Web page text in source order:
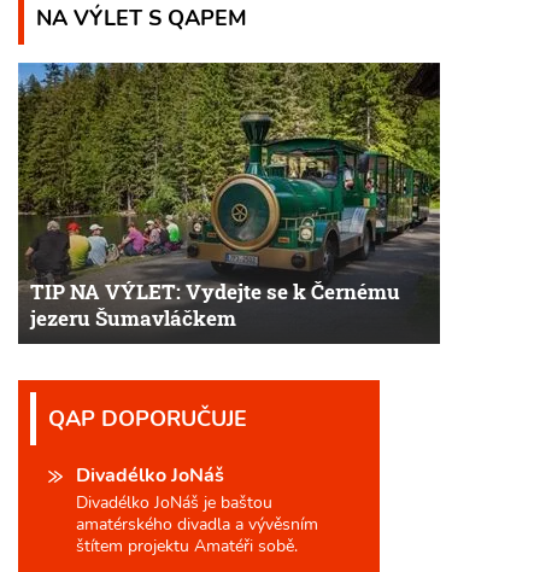
NA VÝLET S QAPEM
TIP NA VÝLET: Vydejte se k Černému
jezeru Šumavláčkem
QAP DOPORUČUJE
Divadélko JoNáš
Divadélko JoNáš je baštou
amatérského divadla a vývěsním
štítem projektu Amatéři sobě.